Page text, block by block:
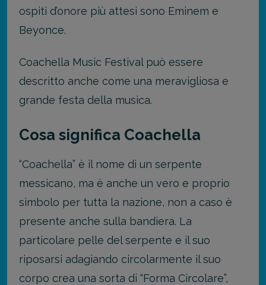
ospiti d’onore più attesi sono Eminem e
Beyonce.
Coachella Music Festival può essere
descritto anche come una meravigliosa e
grande festa della musica.
Cosa significa Coachella
“Coachella” è il nome di un serpente
messicano, ma è anche un vero e proprio
simbolo per tutta la nazione, non a caso è
presente anche sulla bandiera. La
particolare pelle del serpente e il suo
riposarsi adagiando circolarmente il suo
corpo crea una sorta di “Forma Circolare”,